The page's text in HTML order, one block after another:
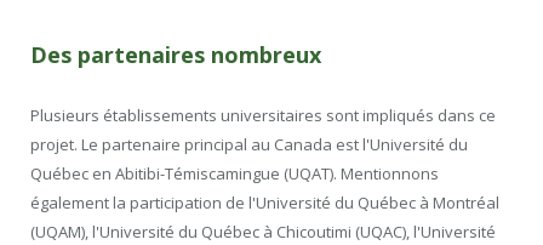
Des partenaires nombreux
Plusieurs établissements universitaires sont impliqués dans ce
projet. Le partenaire principal au Canada est l'Université du
Québec en Abitibi-Témiscamingue (UQAT). Mentionnons
également la participation de l'Université du Québec à Montréal
(UQAM), l'Université du Québec à Chicoutimi (UQAC), l'Université